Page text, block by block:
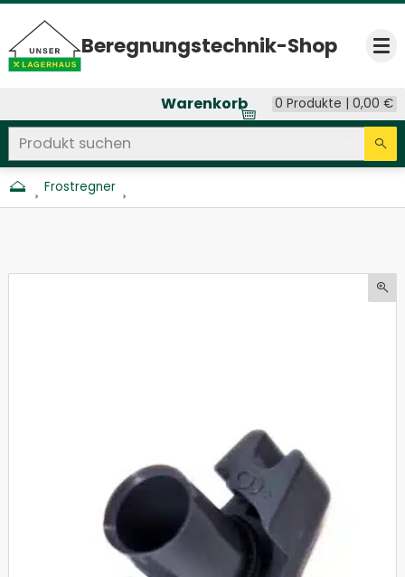
Beregnungs­technik-Shop
Warenkorb 0 Produkte |0,00€
Seitenweite Suche
Produkt suchen
Frostregner